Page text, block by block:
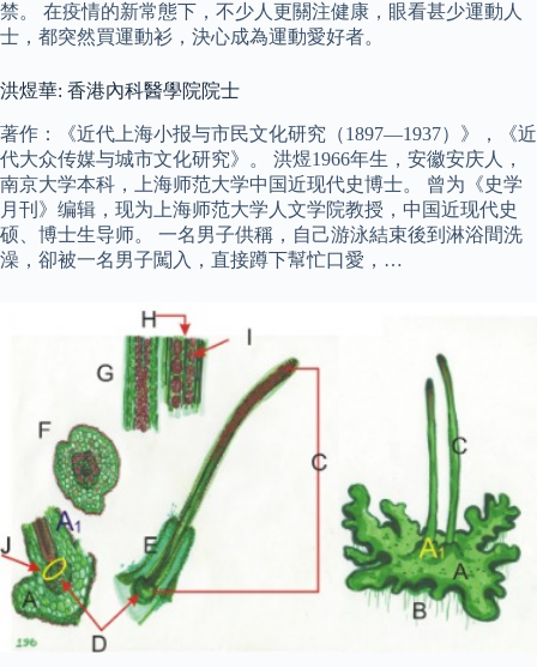
禁。 在疫情的新常態下，不少人更關注健康，眼看甚少運動人
士，都突然買運動衫，決心成為運動愛好者。
洪煜華: 香港內科醫學院院士
著作：《近代上海小报与市民文化研究（1897—1937）》，《近
代大众传媒与城市文化研究》。 洪煜1966年生，安徽安庆人，
南京大学本科，上海师范大学中国近现代史博士。 曾为《史学
月刊》编辑，现为上海师范大学人文学院教授，中国近现代史
硕、博士生导师。 一名男子供稱，自己游泳結束後到淋浴間洗
澡，卻被一名男子闖入，直接蹲下幫忙口愛，…